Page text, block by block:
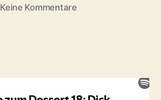
Keine Kommentarezu